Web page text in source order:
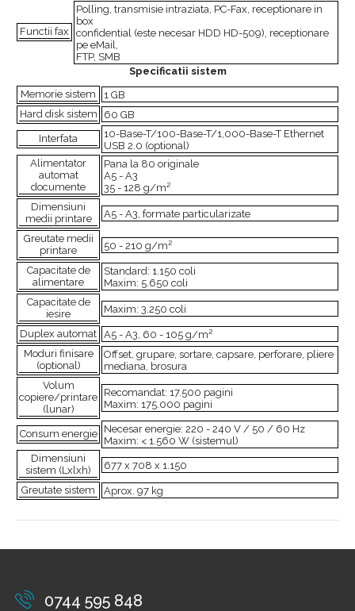
Functii fax
Polling, transmisie intraziata, PC-Fax, receptionare in
box
confidential (este necesar HDD HD-509), receptionare
pe eMail,
FTP, SMB
Specificatii sistem
Memorie sistem
1 GB
Hard disk sistem
60 GB
Interfata
10-Base-T/100-Base-T/1,000-Base-T Ethernet
USB 2.0 (optional)
Alimentator
automat
documente
Pana la 80 originale
A5 - A3
35 - 128 g/m²
Dimensiuni
medii printare
A5 - A3, formate particularizate
Greutate medii
printare
50 - 210 g/m²
Capacitate de
alimentare
Standard: 1.150 coli
Maxim: 5.650 coli
Capacitate de
iesire
Maxim: 3.250 coli
Duplex automat A5 - A3, 60 - 105 g/m²
Moduri finisare
(optional)
Offset, grupare, sortare, capsare, perforare, pliere
mediana, brosura
Volum
copiere/printare
(lunar)
Recomandat: 17.500 pagini
Maxim: 175.000 pagini
Consum energie
Necesar energie: 220 - 240 V / 50 / 60 Hz
Maxim: < 1.560 W (sistemul)
Dimensiuni
sistem (Lxlxh)
677 x 708 x 1.150
Greutate sistem Aprox. 97 kg
0744 595 848